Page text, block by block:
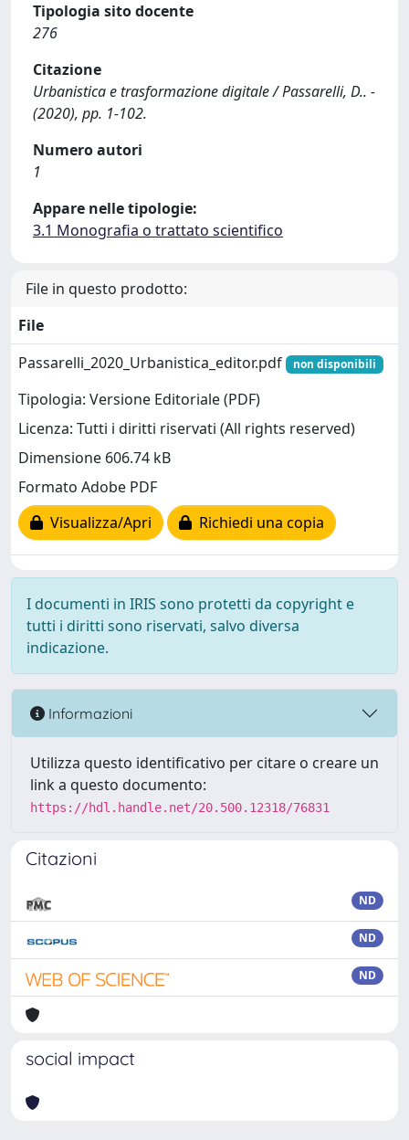
Tipologia sito docente
276
Citazione
Urbanistica e trasformazione digitale / Passarelli, D.. -
(2020), pp. 1-102.
Numero autori
1
Appare nelle tipologie:
3.1 Monografia o trattato scientifico
File in questo prodotto:
File
Passarelli_2020_Urbanistica_editor.pdf
non disponibili
Tipologia: Versione Editoriale (PDF)
Licenza: Tutti i diritti riservati (All rights reserved)
Dimensione 606.74 kB
Formato Adobe PDF
Visualizza/Apri
Richiedi una copia
I documenti in IRIS sono protetti da copyright e
tutti i diritti sono riservati, salvo diversa
indicazione.
Informazioni
Utilizza questo identificativo per citare o creare un
link a questo documento:
https://hdl.handle.net/20.500.12318/76831
Citazioni
ND
ND
ND
social impact